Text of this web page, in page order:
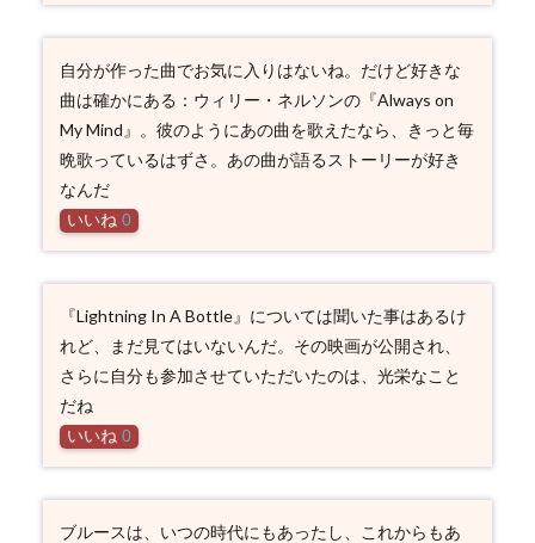
自分が作った曲でお気に入りはないね。だけど好きな
曲は確かにある：ウィリー・ネルソンの『Always on
My Mind』。彼のようにあの曲を歌えたなら、きっと毎
晩歌っているはずさ。あの曲が語るストーリーが好き
なんだ
いいね 0
『Lightning In A Bottle』については聞いた事はあるけ
れど、まだ見てはいないんだ。その映画が公開され、
さらに自分も参加させていただいたのは、光栄なこと
だね
いいね 0
ブルースは、いつの時代にもあったし、これからもあ